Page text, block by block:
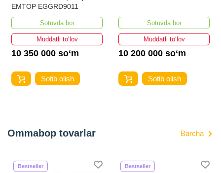
EMTOP EGGRD9011
Sotuvda bor
Muddatli to‘lov
10 350 000 so‘m
Sotib olish
Sotuvda bor
Muddatli to‘lov
10 200 000 so‘m
Sotib olish
Ommabop tovarlar Barcha
Bestseller Bestseller